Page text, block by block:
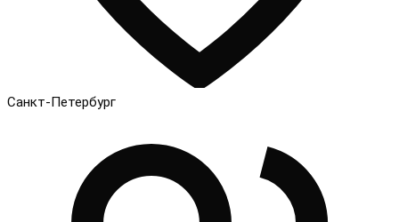
Санкт-Петербург